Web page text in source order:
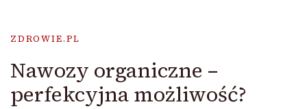
ZDROWIE.PL
Nawozy organiczne –
perfekcyjna możliwość?